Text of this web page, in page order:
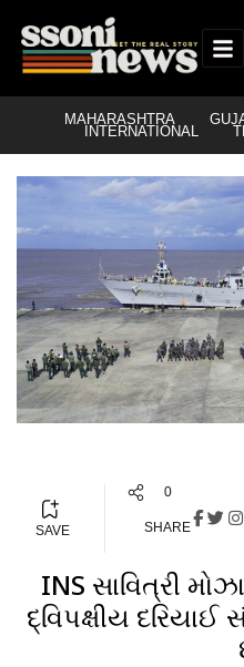
MAHARASHTRA
INTERNATIONAL
SAVE
0
SHARE
INS સાવિત્રી
દ્વિપક્ષીય